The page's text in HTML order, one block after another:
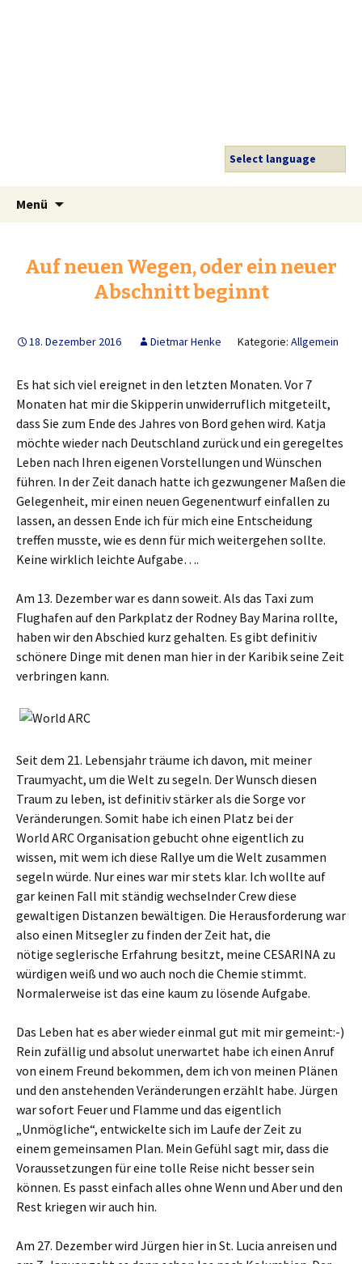
Select language
Menü
Auf neuen Wegen, oder ein neuer
Abschnitt beginnt
18. Dezember 2016 Dietmar Henke Kategorie: Allgemein
Es hat sich viel ereignet in den letzten Monaten. Vor 7
Monaten hat mir die Skipperin unwiderruflich mitgeteilt,
dass Sie zum Ende des Jahres von Bord gehen wird. Katja
möchte wieder nach Deutschland zurück und ein geregeltes
Leben nach Ihren eigenen Vorstellungen und Wünschen
führen. In der Zeit danach hatte ich gezwungener Maßen die
Gelegenheit, mir einen neuen Gegenentwurf einfallen zu
lassen, an dessen Ende ich für mich eine Entscheidung
treffen musste, wie es denn für mich weitergehen sollte.
Keine wirklich leichte Aufgabe….
Am 13. Dezember war es dann soweit. Als das Taxi zum
Flughafen auf den Parkplatz der Rodney Bay Marina rollte,
haben wir den Abschied kurz gehalten. Es gibt definitiv
schönere Dinge mit denen man hier in der Karibik seine Zeit
verbringen kann.
Seit dem 21. Lebensjahr träume ich davon, mit meiner
Traumyacht, um die Welt zu segeln. Der Wunsch diesen
Traum zu leben, ist definitiv stärker als die Sorge vor
Veränderungen. Somit habe ich einen Platz bei der
World ARC Organisation gebucht ohne eigentlich zu
wissen, mit wem ich diese Rallye um die Welt zusammen
segeln würde. Nur eines war mir stets klar. Ich wollte auf
gar keinen Fall mit ständig wechselnder Crew diese
gewaltigen Distanzen bewältigen. Die Herausforderung war
also einen Mitsegler zu finden der Zeit hat, die
nötige seglerische Erfahrung besitzt, meine CESARINA zu
würdigen weiß und wo auch noch die Chemie stimmt.
Normalerweise ist das eine kaum zu lösende Aufgabe.
Das Leben hat es aber wieder einmal gut mit mir gemeint:-)
Rein zufällig und absolut unerwartet habe ich einen Anruf
von einem Freund bekommen, dem ich von meinen Plänen
und den anstehenden Veränderungen erzählt habe. Jürgen
war sofort Feuer und Flamme und das eigentlich
„Unmögliche“, entwickelte sich im Laufe der Zeit zu
einem gemeinsamen Plan. Mein Gefühl sagt mir, dass die
Voraussetzungen für eine tolle Reise nicht besser sein
können. Es passt einfach alles ohne Wenn und Aber und den
Rest kriegen wir auch hin.
Am 27. Dezember wird Jürgen hier in St. Lucia anreisen und